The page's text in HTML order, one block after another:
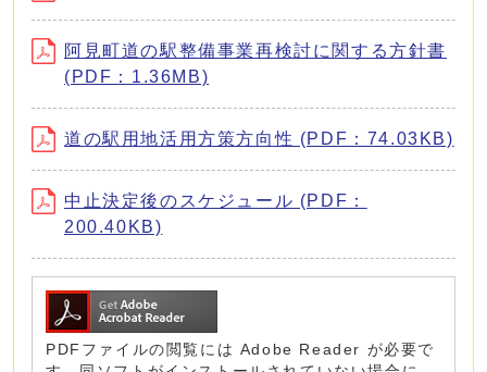
阿見町道の駅整備事業再検討に関する方針書
(PDF：1.36MB)
道の駅用地活用方策方向性 (PDF：74.03KB)
中止決定後のスケジュール (PDF：
200.40KB)
PDFファイルの閲覧には Adobe Reader が必要で